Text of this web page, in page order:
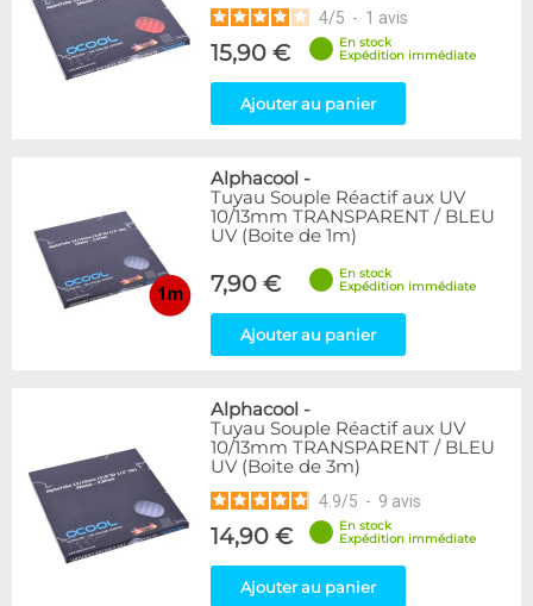
4/5 - 1 avis
15,90 €
En stock
Expédition immédiate
Ajouter au panier
Alphacool -
Tuyau Souple Réactif aux UV
10/13mm TRANSPARENT / BLEU
UV (Boite de 1m)
7,90 €
En stock
Expédition immédiate
Ajouter au panier
Alphacool -
Tuyau Souple Réactif aux UV
10/13mm TRANSPARENT / BLEU
UV (Boite de 3m)
4.9/5 - 9 avis
14,90 €
En stock
Expédition immédiate
Ajouter au panier